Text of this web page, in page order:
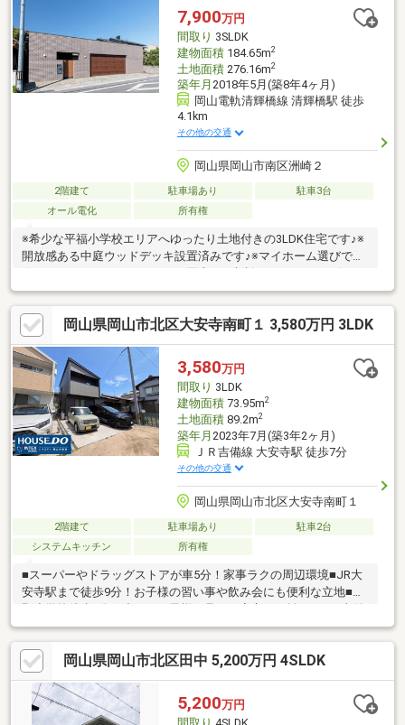
4980万円（建物価格2970万円、 土地価格2010万円）
7,900万円
間取り 3SLDK
建物面積184.65m2
土地面積276.16m2
築年月 2018年5月(築8年4ヶ月)
岡山電軌清輝橋線 清輝橋駅 徒歩
4.1km
その他の交通
岡山県岡山市南区洲崎２
2階建て 駐車場あり
駐車3台
オール電化
所有権
※希少な平福小学校エリアへゆったり土地付きの3LDK住宅です♪※
開放感ある中庭ウッドデッキ設置済みです♪※マイホーム選びで失
26帖以上で日当たり抜群です！■駐車スペース4台以上可能です！
■車庫EV充電設置済みです！■人気の平福小学校＆福浜中学校 エ
リアです！岡山県岡山市北区大安寺南町１ 3,580万円 3LDK
3,580万円
間取り 3LDK
建物面積73.95m2
土地面積89.2m2
築年月 2023年7月(築3年2ヶ月)
ＪＲ吉備線 大安寺駅 徒歩7分
その他の交通
岡山県岡山市北区大安寺南町１
2階建て 駐車場あり
駐車2台
システムキッチン
所有権
■スーパーやドラッグストアが車5分！家事ラクの周辺環境■JR大
安寺駅まで徒歩9分！お子様の習い事や飲み会にも便利な立地■大
野小学校徒歩7分！小さなお子様の足でも安心の距離＾＾■お車並
列2台駐車可！お互いの出勤時間を気にするストレスもなし！【オ
リジナル特典プラン】物件の資料はもちろん、家探しを進めやす
くなる資料を無料で配布中！■ 住宅ローンの月々支払いシミュレ
ーション■ 周辺施設まるわかり「生活圏マップ」■ お家選びの不
安を解消！「購入までの流れガイド」気になることがあれば、お
気軽にご相談ください♪
岡山県岡山市北区田中 5,200万円 4SLDK
5,200万円